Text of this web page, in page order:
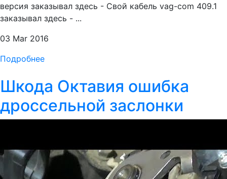
версия заказывал здесь - Свой кабель vag-com 409.1
заказывал здесь - ...
03 Mar 2016
Подробнее
Шкода Октавия ошибка
дроссельной заслонки